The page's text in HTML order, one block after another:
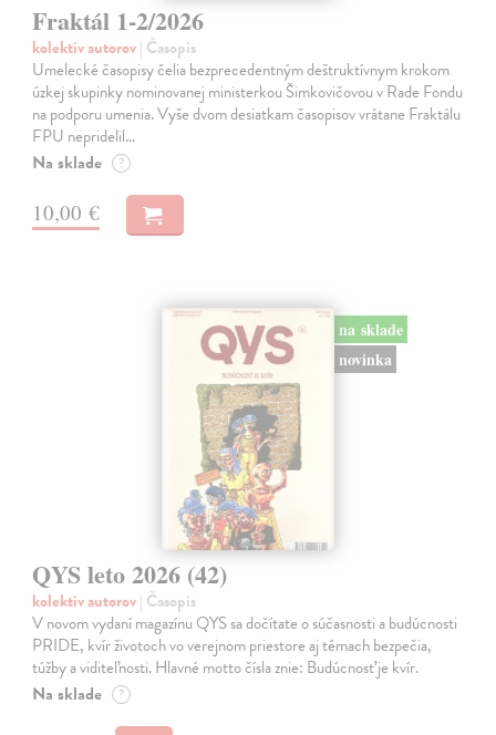
Fraktál 1-2/2026
kolektív autorov| Časopis
Umelecké časopisy čelia bezprecedentným deštruktívnym krokom
úzkej skupinky nominovanej ministerkou Šimkovičovou v Rade Fondu
na podporu umenia. Vyše dvom desiatkam časopisov vrátane Fraktálu
FPU nepridelil…
Na sklade ?
10,00 €
na sklade
novinka
QYS leto 2026 (42)
kolektív autorov| Časopis
V novom vydaní magazínu QYS sa dočítate o súčasnosti a budúcnosti
PRIDE, kvír životoch vo verejnom priestore aj témach bezpečia,
túžby a viditeľnosti. Hlavné motto čísla znie: Budúcnosť je kvír.
Na sklade ?